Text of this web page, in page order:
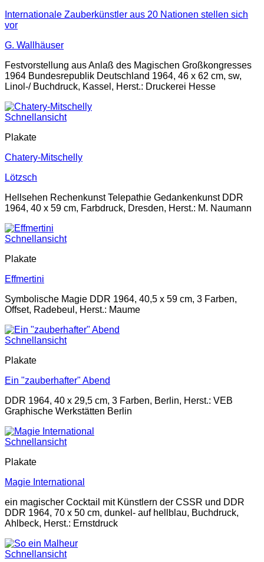
Internationale Zauberkünstler aus 20 Nationen stellen sich
vor
G. Wallhäuser
Festvorstellung aus Anlaß des Magischen Großkongresses
1964 Bundesrepublik Deutschland 1964, 46 x 62 cm, sw,
Linol-/ Buchdruck, Kassel, Herst.: Druckerei Hesse
Schnellansicht
Plakate
Chatery-Mitschelly
Lötzsch
Hellsehen Rechenkunst Telepathie Gedankenkunst DDR
1964, 40 x 59 cm, Farbdruck, Dresden, Herst.: M. Naumann
Schnellansicht
Plakate
Effmertini
Symbolische Magie DDR 1964, 40,5 x 59 cm, 3 Farben,
Offset, Radebeul, Herst.: Maume
Schnellansicht
Plakate
Ein "zauberhafter" Abend
DDR 1964, 40 x 29,5 cm, 3 Farben, Berlin, Herst.: VEB
Graphische Werkstätten Berlin
Schnellansicht
Plakate
Magie International
ein magischer Cocktail mit Künstlern der CSSR und DDR
DDR 1964, 70 x 50 cm, dunkel- auf hellblau, Buchdruck,
Ahlbeck, Herst.: Ernstdruck
Schnellansicht